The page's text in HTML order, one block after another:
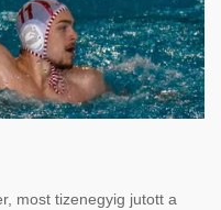
most tizenegyig jutott a